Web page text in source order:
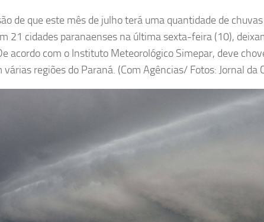
de que este mês de julho terá uma quantidade de
21 cidades paranaenses na última sexta-feira (10),
acordo com o Instituto Meteorológico Simepar, deve
várias regiões do Paraná. (Com Agências/ Fotos: Jornal da